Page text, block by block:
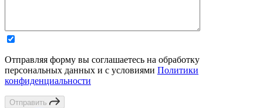
Отправляя форму вы соглашаетесь на обработку
персональных данных и с условиями Политики
конфиденциальности
Отправить